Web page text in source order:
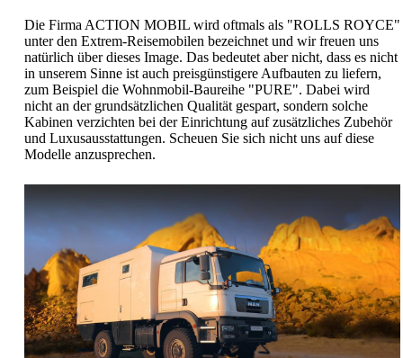
Die Firma ACTION MOBIL wird oftmals als "ROLLS ROYCE"
unter den Extrem-Reisemobilen bezeichnet und wir freuen uns
natürlich über dieses Image. Das bedeutet aber nicht, dass es nicht
in unserem Sinne ist auch preisgünstigere Aufbauten zu liefern,
zum Beispiel die Wohnmobil-Baureihe "PURE". Dabei wird
nicht an der grundsätzlichen Qualität gespart, sondern solche
Kabinen verzichten bei der Einrichtung auf zusätzliches Zubehör
und Luxusausstattungen. Scheuen Sie sich nicht uns auf diese
Modelle anzusprechen.